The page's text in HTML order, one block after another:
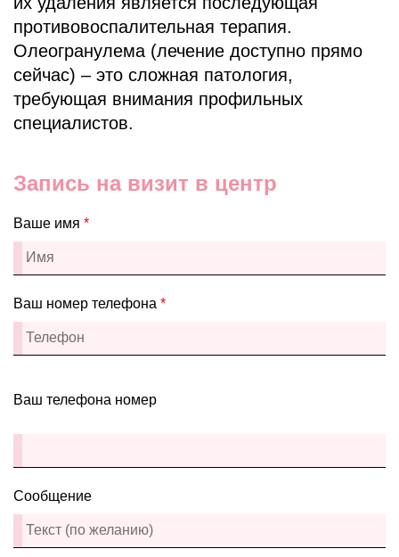
противовоспалительная терапия.
Олеогранулема (лечение доступно прямо
сейчас) – это сложная патология,
требующая внимания профильных
специалистов.
Запись на визит в центр
Ваше имя *
Ваш номер телефона *
Ваш телефона номер
Сообщение